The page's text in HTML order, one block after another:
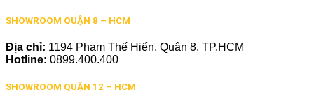
SHOWROOM QUẬN 8 – HCM
Địa chỉ: 1194 Phạm Thế Hiển, Quận 8, TP.HCM
Hotline: 0899.400.400
SHOWROOM QUẬN 12 – HCM